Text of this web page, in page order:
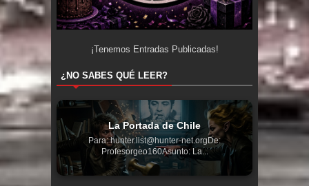
¡Tenemos Entradas Publicadas!
¿NO SABES QUÉ LEER?
La Portada de Chile
Para: hunter.list@hunter-net.orgDe:
Profesorgeo160Asunto: La...